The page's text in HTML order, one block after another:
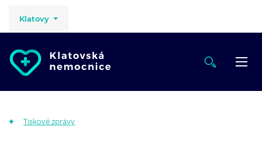
Klatovy
Tiskové zprávy